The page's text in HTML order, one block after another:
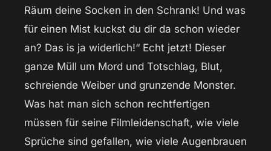
Räum deine Socken in den Schrank! Und was
für einen Mist kuckst du dir da schon wieder
an? Das is ja widerlich!“ Echt jetzt! Dieser
ganze Müll um Mord und Totschlag, Blut,
schreiende Weiber und grunzende Monster.
Was hat man sich schon rechtfertigen
müssen für seine Filmleidenschaft, wie viele
Sprüche sind gefallen, wie viele Augenbrauen